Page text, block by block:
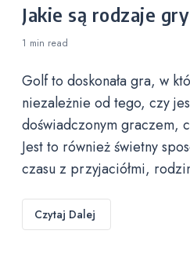
Jakie są rodzaje
1 min read
Golf to doskonała gra, w
niezależnie od tego, czy
doświadczonym graczem,
Jest to również świetny
czasu z przyjaciółmi,
Czytaj Dalej